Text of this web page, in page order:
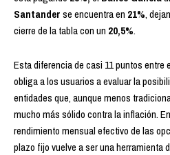
Santanderse encuentra en 21%,
cierre de la tabla con un 20,5%.
Esta diferencia de casi 11 puntos entre
obliga a los usuarios aevaluar la
entidades que, aunque menos
mucho más sólido contra la inflación.
rendimiento mensual efectivo de las
plazo fijo vuelve a ser una herramienta